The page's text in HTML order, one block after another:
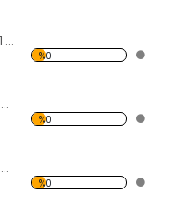
Modern Soyut Resim 31 Forex Tablo
%0
Gökyüzü Ve Balonlar Desen Duvar Panosu
%0
Çilekler Desen Duvar Panosu
%0